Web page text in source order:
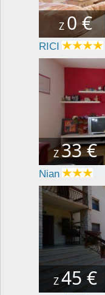
Z0 €
RICI
Z33 €
Nian
Z45 €